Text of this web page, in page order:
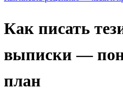
Как писать
выписки —
план